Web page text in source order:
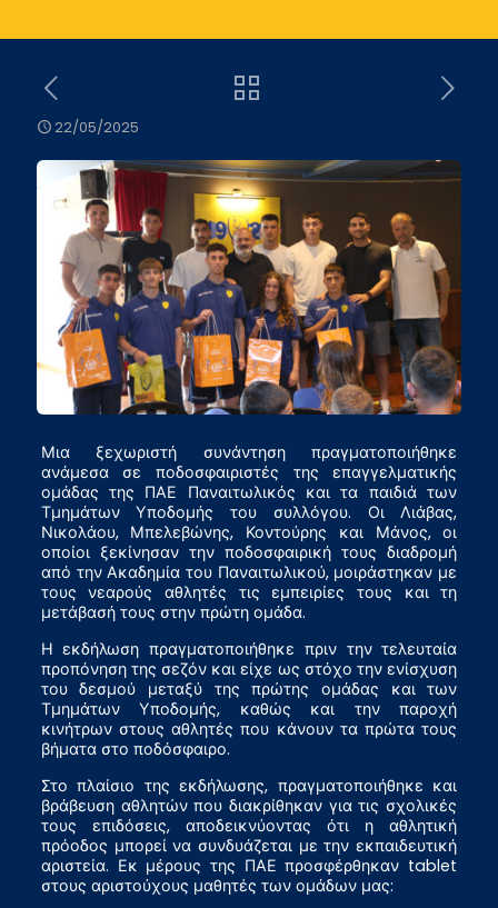
22/05/2025
Μια ξεχωριστή συνάντηση πραγματοποιήθηκε
ανάμεσα σε ποδοσφαιριστές της επαγγελματικής
ομάδας της ΠΑΕ Παναιτωλικός και τα παιδιά των
Τμημάτων Υποδομής του συλλόγου. Οι Λιάβας,
Νικολάου, Μπελεβώνης, Κοντούρης και Μάνος, οι
οποίοι ξεκίνησαν την ποδοσφαιρική τους διαδρομή
από την Ακαδημία του Παναιτωλικού, μοιράστηκαν με
τους νεαρούς αθλητές τις εμπειρίες τους και τη
μετάβασή τους στην πρώτη ομάδα.
Η εκδήλωση πραγματοποιήθηκε πριν την τελευταία
προπόνηση της σεζόν και είχε ως στόχο την ενίσχυση
του δεσμού μεταξύ της πρώτης ομάδας και των
Τμημάτων Υποδομής, καθώς και την παροχή
κινήτρων στους αθλητές που κάνουν τα πρώτα τους
βήματα στο ποδόσφαιρο.
Στο πλαίσιο της εκδήλωσης, πραγματοποιήθηκε και
βράβευση αθλητών που διακρίθηκαν για τις σχολικές
τους επιδόσεις, αποδεικνύοντας ότι η αθλητική
πρόοδος μπορεί να συνδυάζεται με την εκπαιδευτική
αριστεία. Εκ μέρους της ΠΑΕ προσφέρθηκαν tablet
στους αριστούχους μαθητές των ομάδων μας: